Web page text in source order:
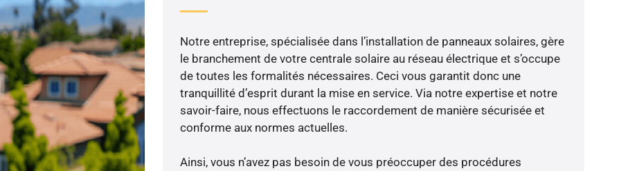
Notre entreprise, spécialisée dans l’installation de panneaux solaires, gère
le branchement de votre centrale solaire au réseau électrique et s’occupe
de toutes les formalités nécessaires. Ceci vous garantit donc une
tranquillité d’esprit durant la mise en service. Via notre expertise et notre
savoir-faire, nous effectuons le raccordement de manière sécurisée et
conforme aux normes actuelles.
Ainsi, vous n’avez pas besoin de vous préoccuper des procédures